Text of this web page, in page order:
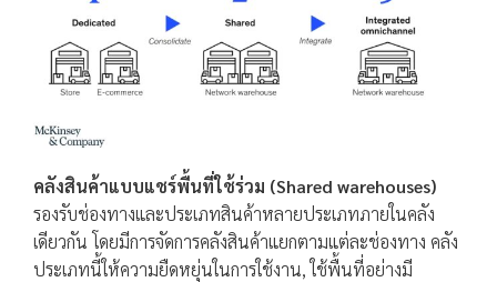
คลังสินค้าแบบแชร์พื้นที่ใช้ร่วม (Shared warehouses)
รองรับช่องทางและประเภทสินค้าหลายประเภทภายในคลัง
เดียวกัน โดยมีการจัดการคลังสินค้าแยกตามแต่ละช่องทาง คลัง
ประเภทนี้ให้ความยืดหยุ่นในการใช้งาน, ใช้พื้นที่อย่างมี